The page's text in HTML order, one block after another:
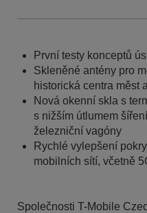
První testy konceptů
Skleněné antény pro
historická centra měst
Nová okenní skla s
s nižším útlumem
železniční vagóny
Rychlé vylepšení
mobilních sítí, včetně
Společnosti T-Mobile